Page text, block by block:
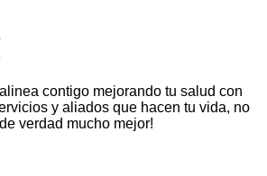
contigo mejorando tu salud con
y aliados que hacen tu vida, no
verdad mucho mejor!